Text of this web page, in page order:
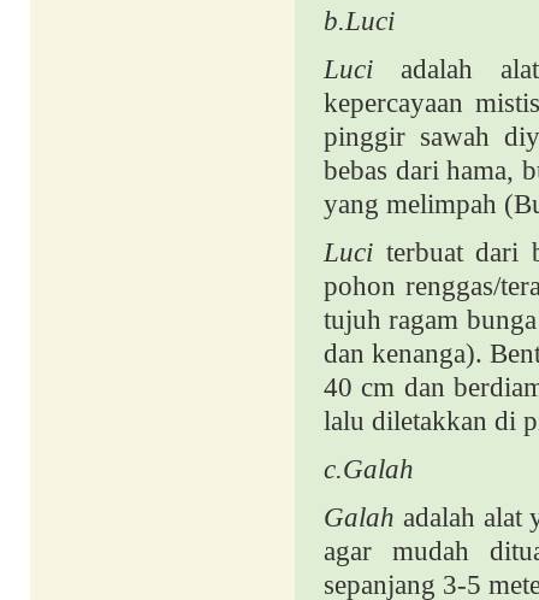
b.Luci
Luciadalah
kepercayaan
pinggir sawah
bebas dari hama,
yang melimpah
Luci terbuat dari
pohon renggas/
tujuh ragam
dan kenanga).
40 cm dan
lalu diletakkan di
c.Galah
Galah adalah alat
agar mudah
sepanjang 3-5